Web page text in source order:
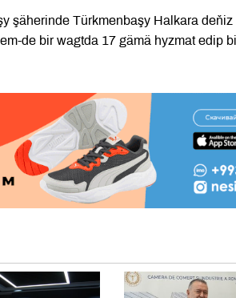
şäherinde Türkmenbaşy Halkara deňiz
de bir wagtda 17 gämä hyzmat edip